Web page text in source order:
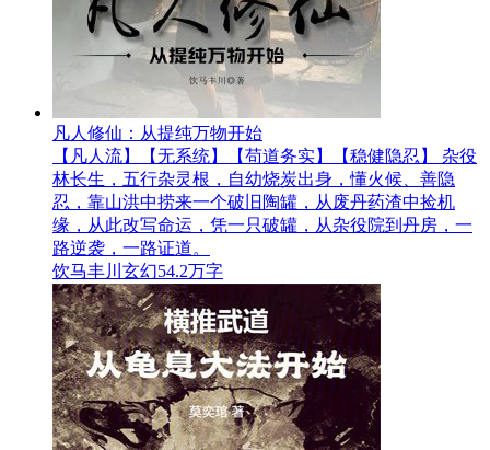
凡人修仙：从提纯万物开始
【凡人流】【无系统】【苟道务实】【稳健隐忍】 杂役
林长生，五行杂灵根，自幼烧炭出身，懂火候、善隐
忍，靠山洪中捞来一个破旧陶罐，从废丹药渣中捡机
缘，从此改写命运，凭一只破罐，从杂役院到丹房，一
路逆袭，一路证道。
饮马丰川 玄幻54.2万字